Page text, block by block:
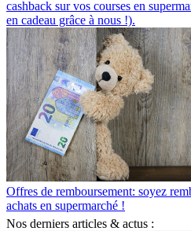
cashback sur vos courses en
en cadeau grâce à nous !).
Offres de remboursement: soyez
achats en supermarché !
Nos derniers articles & actus :